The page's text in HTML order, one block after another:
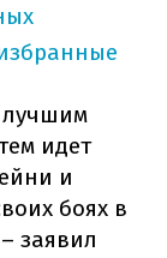
лучшим
идет
и
боях в
заявил